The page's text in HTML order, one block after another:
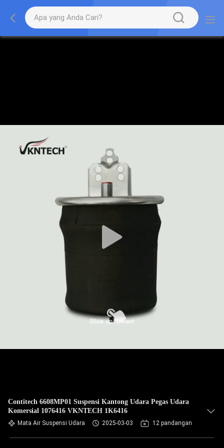
Contitech 6608MP01 Suspensi Kantong Udara Pegas Udara
Komersial 1076416 VKNTECH 1K6416
Mata Air Suspensi Udara 2025-03-03 12 pandangan